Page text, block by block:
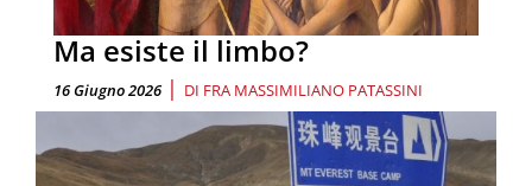
Ma esiste il limbo?
16 Giugno 2026 | DI FRA MASSIMILIANO PATASSINI